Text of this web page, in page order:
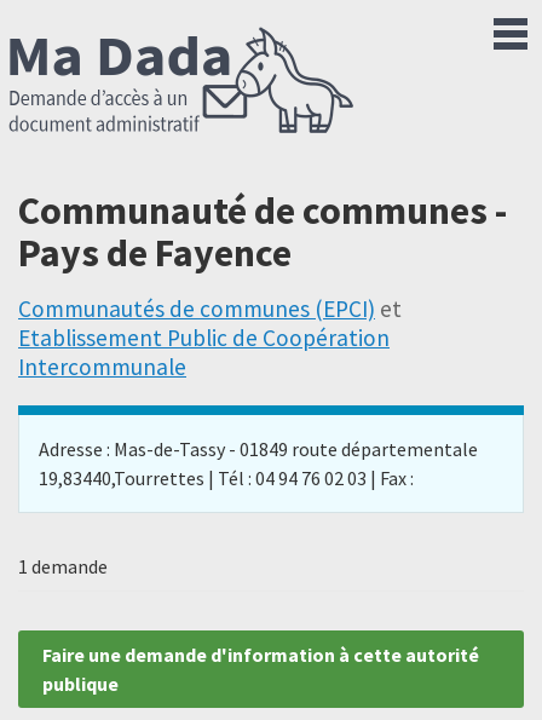
Communauté de communes -
Pays de Fayence
Communautés de communes (EPCI) et
Etablissement Public de Coopération
Intercommunale
Adresse : Mas-de-Tassy - 01849 route départementale
19,83440,Tourrettes | Tél : 04 94 76 02 03 | Fax :
1 demande
Faire une demande d'information à cette autorité
publique